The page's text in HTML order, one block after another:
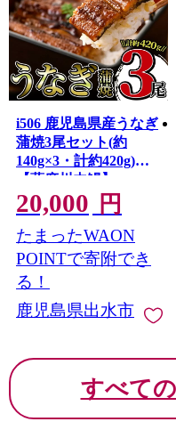
i506 鹿児島県産うなぎ
蒲焼3尾セット(約
140g×3・計約420g)
【薩摩川内鰻】
20,000 円
たまったWAON
POINTで寄附でき
る！
鹿児島県出水市
すべて